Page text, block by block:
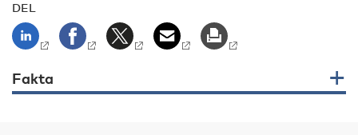
DEL
Fakta